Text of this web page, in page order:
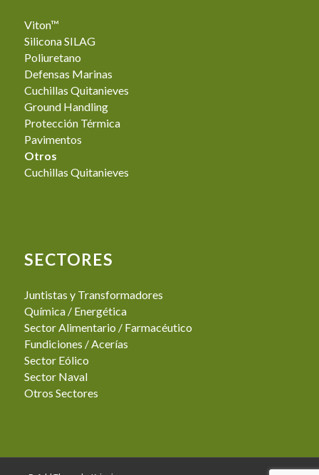
Viton™
Silicona SILAG
Poliuretano
Defensas Marinas
Cuchillas Quitanieves
Ground Handling
Protección Térmica
Pavimentos
Otros
Cuchillas Quitanieves
SECTORES
Juntistas y Transformadores
Química / Energética
Sector Alimentario / Farmacéutico
Fundiciones / Acerías
Sector Eólico
Sector Naval
Otros Sectores